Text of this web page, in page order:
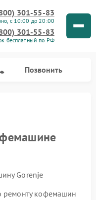
301-55-83
с 10:00 до 20:00
301-55-83
бесплатный по РФ
Позвонить
Gorenje
ремонту кофемашин